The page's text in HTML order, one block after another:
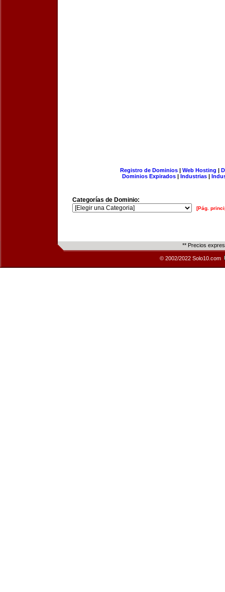
Registro de Dominios| Web Hosting |
Dominios Expirados | Industrias |
Categorías de Dominio:
[Pág.
** Precios
© 2002/2022 Solo10.com